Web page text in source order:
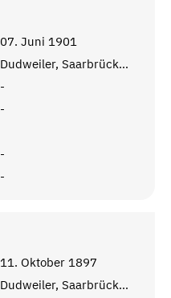
07. Juni 1901
Dudweiler, Saarbrücken
-
-
-
-
11. Oktober 1897
Dudweiler, Saarbrücken